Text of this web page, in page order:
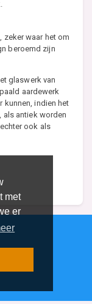
met
er
waar het om
beroemd zijn
glaswerk van
aardewerk
kunnen, indien het
antiek worden
ook als